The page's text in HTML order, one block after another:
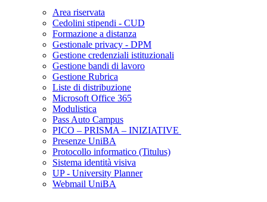
Area riservata
Cedolini stipendi - CUD
Formazione a distanza
Gestionale privacy - DPM
Gestione credenziali istituzionali
Gestione bandi di lavoro
Gestione Rubrica
Liste di distribuzione
Microsoft Office 365
Modulistica
Pass Auto Campus
PICO – PRISMA – INIZIATIVE
Presenze UniBA
Protocollo informatico (Titulus)
Sistema identità visiva
UP - University Planner
Webmail UniBA